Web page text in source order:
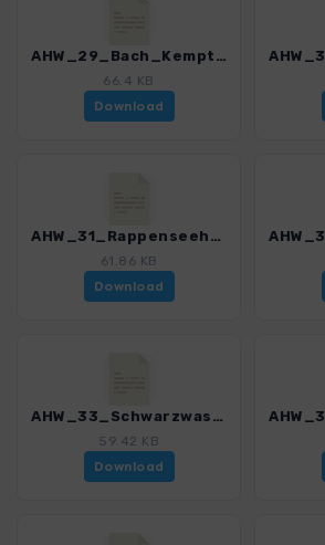
AHW_29_Bach_Kemptnerhuette.gpx
66.4 KB
Download
AHW_31_Rappenseehuette_Biberkopf_Lechleiten.gpx
61.86 KB
Download
AHW_33_Schwarzwasserhuette_Baad.gpx
59.42 KB
Download